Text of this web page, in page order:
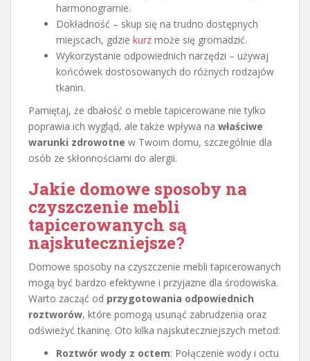
harmonogramie.
Dokładność – skup się na trudno dostępnych
miejscach, gdzie kurz może się gromadzić.
Wykorzystanie odpowiednich narzędzi – używaj
końcówek dostosowanych do różnych rodzajów
tkanin.
Pamiętaj, że dbałość o meble tapicerowane nie tylko
poprawia ich wygląd, ale także wpływa na właściwe
warunki zdrowotne w Twoim domu, szczególnie dla
osób ze skłonnościami do alergii.
Jakie domowe sposoby na
czyszczenie mebli
tapicerowanych są
najskuteczniejsze?
Domowe sposoby na czyszczenie mebli tapicerowanych
mogą być bardzo efektywne i przyjazne dla środowiska.
Warto zacząć od przygotowania odpowiednich
roztworów, które pomogą usunąć zabrudzenia oraz
odświeżyć tkaninę. Oto kilka najskuteczniejszych metod:
Roztwór wody z octem: Połączenie wody i octu